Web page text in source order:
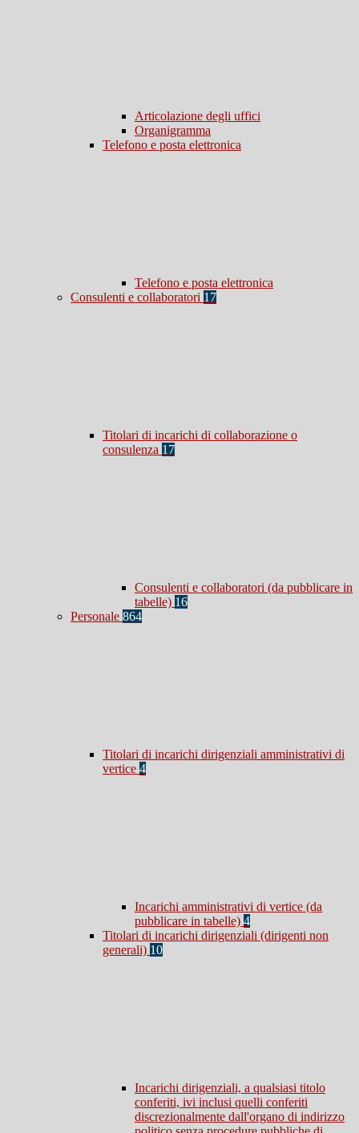
Articolazione degli uffici
Organigramma
Telefono e posta elettronica
Telefono e posta elettronica
Consulenti e collaboratori 17
Titolari di incarichi di collaborazione o
consulenza 17
Consulenti e collaboratori (da pubblicare in
tabelle) 16
Personale 864
Titolari di incarichi dirigenziali amministrativi di
vertice 4
Incarichi amministrativi di vertice (da
pubblicare in tabelle) 4
Titolari di incarichi dirigenziali (dirigenti non
generali) 10
Incarichi dirigenziali, a qualsiasi titolo
conferiti, ivi inclusi quelli conferiti
discrezionalmente dall'organo di indirizzo